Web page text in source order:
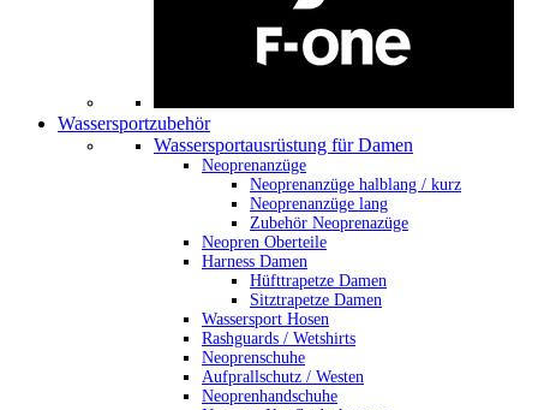
Wassersportzubehör
Wassersportausrüstung für Damen
Neoprenanzüge
Neoprenanzüge halblang / kurz
Neoprenanzüge lang
Zubehör Neoprenazüge
Neopren Oberteile
Harness Damen
Hüfttrapetze Damen
Sitztrapetze Damen
Wassersport Hosen
Rashguards / Wetshirts
Neoprenschuhe
Aufprallschutz / Westen
Neoprenhandschuhe